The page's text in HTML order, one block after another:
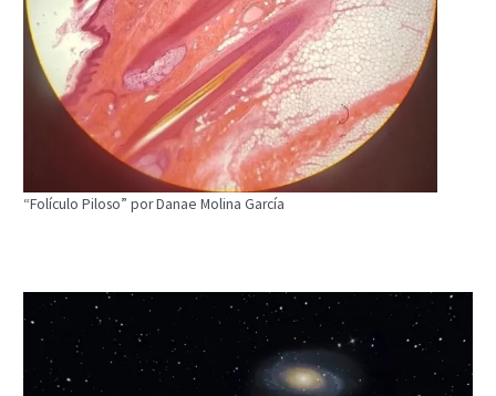
“Folículo Piloso” por Danae Molina García